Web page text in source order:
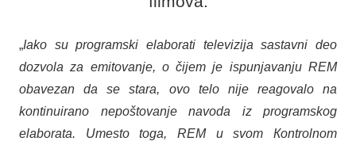
„Iako su programski elaborati televizija sastavni deo
dozvola za emitovanje, o čijem je ispunjavanju REM
obavezan da se stara, ovo telo nije reagovalo na
kontinuirano nepoštovanje navoda iz programskog
elaborata. Umesto toga, REM u svom Кontrolnom